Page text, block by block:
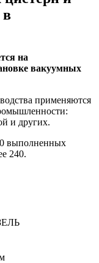
в
на
вакуумных
применяются
и других.
выполненных
240.